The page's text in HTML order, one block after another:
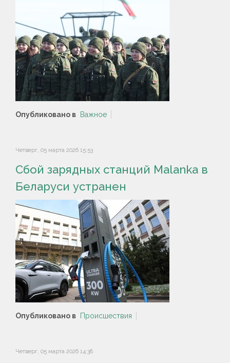
Опубликовано в Важное
Четверг, 05 марта 2026 15:53
Сбой зарядных станций Malanka в
Беларуси устранен
Опубликовано в Происшествия
Четверг, 05 марта 2026 14:38